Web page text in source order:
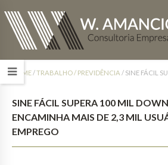
HOME/TRABALHO / PREVIDÊNCIA / SINE FÁCIL
SINE FÁCIL SUPERA 100 MIL
ENCAMINHA MAIS DE 2,3 MIL
EMPREGO